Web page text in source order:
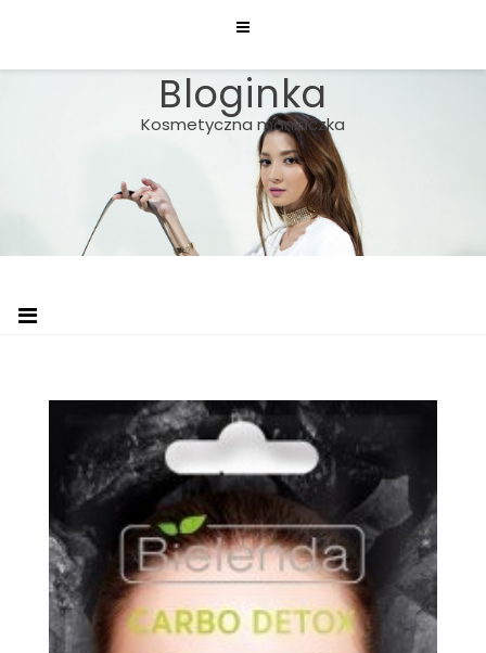
content
Bloginka
Kosmetyczna maniaczka